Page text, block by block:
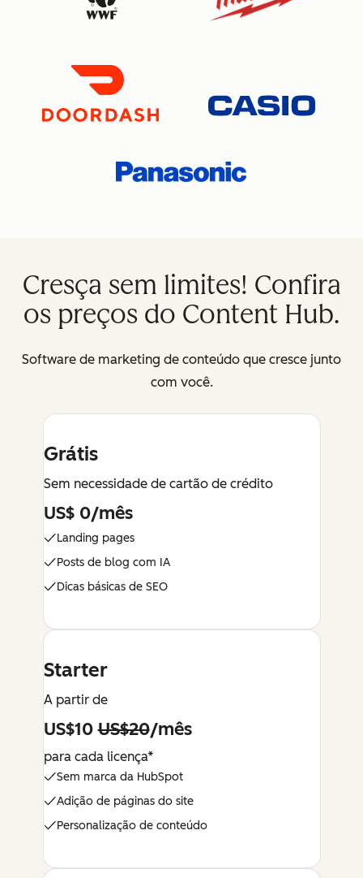
Cresça sem limites! Confira
os preços do Content Hub.
Software de marketing de conteúdo que cresce junto
com você.
Grátis
US$ 0/mês
Starter
A partir de
US$10US$20/mês
para cada licença*
Sem marca da HubSpot
Adição de páginas do site